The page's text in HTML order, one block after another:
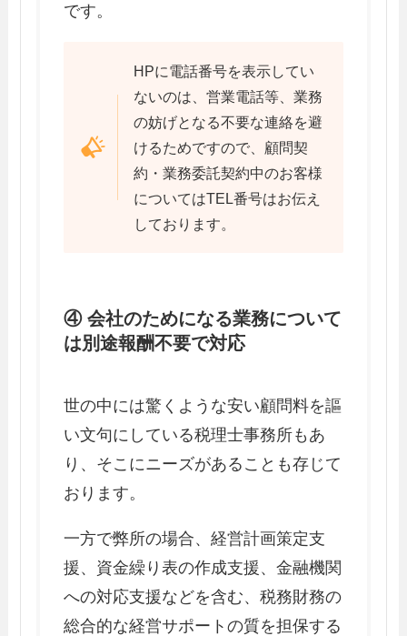
です。
HPに電話番号を表示してい
ないのは、営業電話等、業務
の妨げとなる不要な連絡を避
けるためですので、顧問契
約・業務委託契約中のお客様
についてはTEL番号はお伝え
しております。
④ 会社のためになる業務について
は別途報酬不要で対応
世の中には驚くような安い顧問料を謳
い文句にしている税理士事務所もあ
り、そこにニーズがあることも存じて
おります。
一方で弊所の場合、経営計画策定支
援、資金繰り表の作成支援、金融機関
への対応支援などを含む、税務財務の
総合的な経営サポートの質を担保する